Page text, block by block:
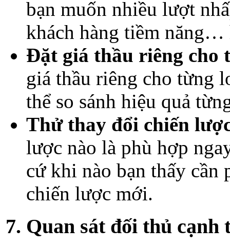
bạn muốn nhiều lượt
khách hàng tiềm
Đặt giá thầu riêng cho
giá thầu riêng cho từng
thể so sánh hiệu quả
Thử thay đổi chiến
lược nào là phù hợp
cứ khi nào bạn thấy
chiến lược mới.
7. Quan sát đối thủ cạnh